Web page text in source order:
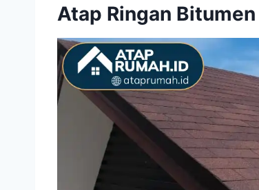
Atap Ringan